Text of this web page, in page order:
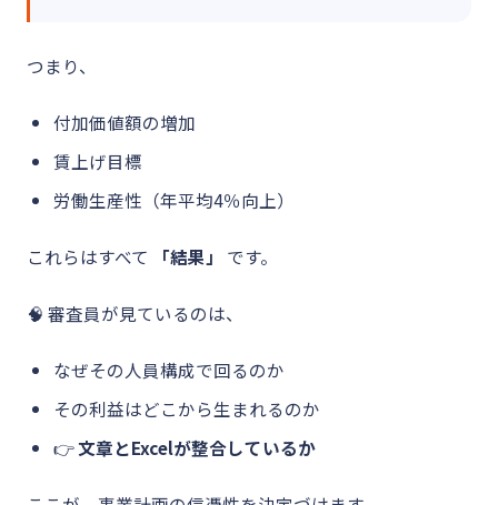
つまり、
付加価値額の増加
賃上げ目標
労働生産性（年平均4％向上）
これらはすべて 「結果」 です。
🧠 審査員が見ているのは、
なぜその人員構成で回るのか
その利益はどこから生まれるのか
👉文章とExcelが整合しているか